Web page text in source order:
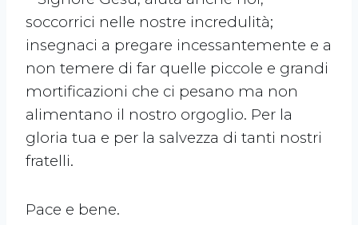
soccorrici nelle nostre incredulità;
insegnaci a pregare incessantemente e a
non temere di far quelle piccole e grandi
mortificazioni che ci pesano ma non
alimentano il nostro orgoglio. Per la
gloria tua e per la salvezza di tanti nostri
fratelli.
Pace e bene.